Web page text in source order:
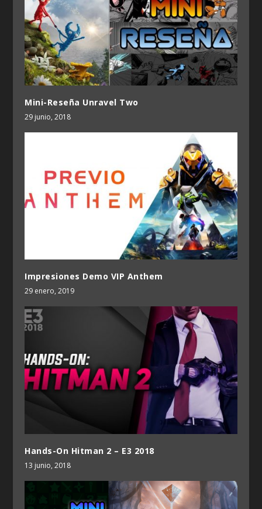
Mini-Reseña Unravel Two
29 junio, 2018
Impresiones Demo VIP Anthem
29 enero, 2019
Hands-On Hitman 2 – E3 2018
13 junio, 2018